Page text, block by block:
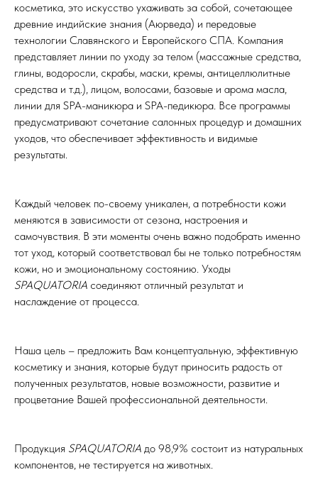
косметика, это искусство ухаживать за собой, сочетающее
древние индийские знания (Аюрведа) и передовые
технологии Славянского и Европейского СПА. Компания
представляет линии по уходу за телом (массажные средства,
глины, водоросли, скрабы, маски, кремы, антицеллюлитные
средства и т.д.), лицом, волосами, базовые и арома масла,
линии для SPA-маникюра и SPA-педикюра. Все программы
предусматривают сочетание салонных процедур и домашних
уходов, что обеспечивает эффективность и видимые
результаты.
Каждый человек по-своему уникален, а потребности кожи
меняются в зависимости от сезона, настроения и
самочувствия. В эти моменты очень важно подобрать именно
тот уход, который соответствовал бы не только потребностям
кожи, но и эмоциональному состоянию. Уходы
SPAQUATORIA соединяют отличный результат и
наслаждение от процесса.
Наша цель – предложить Вам концептуальную, эффективную
косметику и знания, которые будут приносить радость от
полученных результатов, новые возможности, развитие и
процветание Вашей профессиональной деятельности.
Продукция SPAQUATORIA до 98,9% состоит из натуральных
компонентов, не тестируется на животных.